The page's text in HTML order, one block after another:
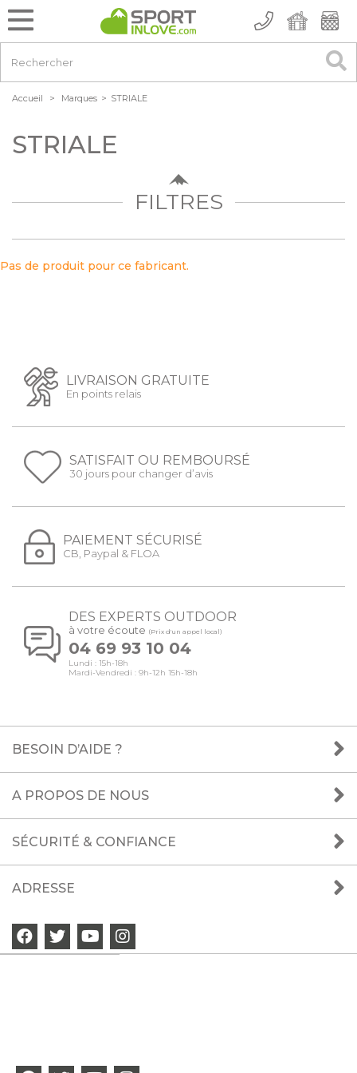
Accueil > Marques > STRIALE
STRIALE
FILTRES
Pas de produit pour ce fabricant.
LIVRAISON GRATUITE
En points relais
SATISFAIT OU REMBOURSÉ
30 jours pour changer d’avis
PAIEMENT SÉCURISÉ
CB, Paypal & FLOA
DES EXPERTS OUTDOOR
à votre écoute (Prix d'un appel local)
04 69 93 10 04
Lundi : 15h-18h
Mardi-Vendredi : 9h-12h 15h-18h
BESOIN D’AIDE ?
A PROPOS DE NOUS
SÉCURITÉ & CONFIANCE
ADRESSE